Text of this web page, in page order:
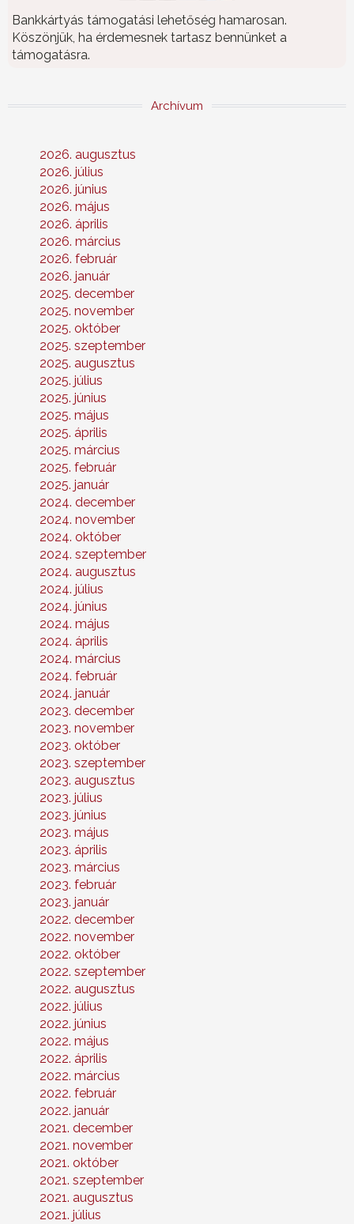
Bankkártyás támogatási lehetőség hamarosan.
Köszönjük, ha érdemesnek tartasz bennünket a
támogatásra.
Archívum
2026. augusztus
2026. július
2026. június
2026. május
2026. április
2026. március
2026. február
2026. január
2025. december
2025. november
2025. október
2025. szeptember
2025. augusztus
2025. július
2025. június
2025. május
2025. április
2025. március
2025. február
2025. január
2024. december
2024. november
2024. október
2024. szeptember
2024. augusztus
2024. július
2024. június
2024. május
2024. április
2024. március
2024. február
2024. január
2023. december
2023. november
2023. október
2023. szeptember
2023. augusztus
2023. július
2023. június
2023. május
2023. április
2023. március
2023. február
2023. január
2022. december
2022. november
2022. október
2022. szeptember
2022. augusztus
2022. július
2022. június
2022. május
2022. április
2022. március
2022. február
2022. január
2021. december
2021. november
2021. október
2021. szeptember
2021. augusztus
2021. július